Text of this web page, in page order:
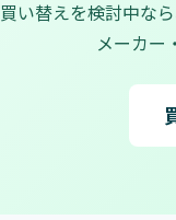
買い替えを検討中な
メーカー